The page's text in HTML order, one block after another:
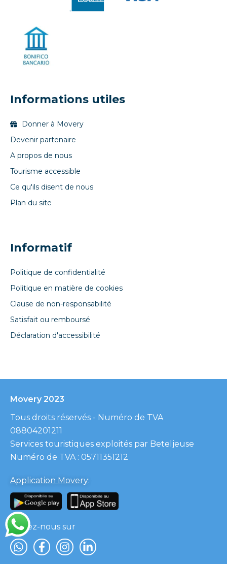
Informations utiles
Donner à Movery
Devenir partenaire
A propos de nous
Tourisme accessible
Ce qu'ils disent de nous
Plan du site
Informatif
Politique de confidentialité
Politique en matière de cookies
Clause de non-responsabilité
Satisfait ou remboursé
Déclaration d'accessibilité
Movery 2023
Tous droits réservés - Numéro de TVA
08804201211
Services touristiques exploités par Beteljeuse
Numéro de TVA : 05711351212
Application Movery:
Suivez-nous sur